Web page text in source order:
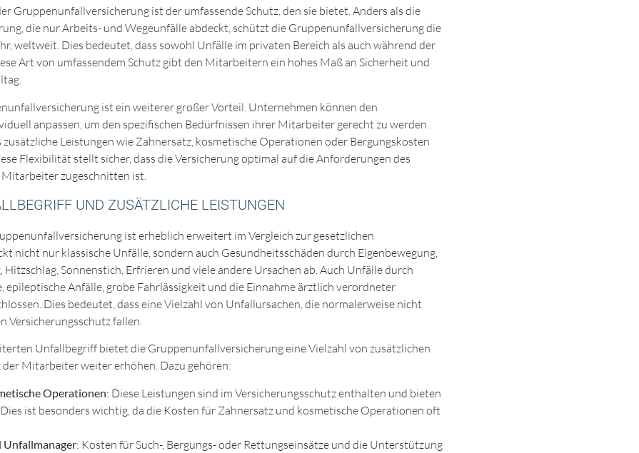
Gruppenunfallversicherung ist der umfassende Schutz, den sie bietet. Anders als die
die nur Arbeits- und Wegeunfälle abdeckt, schützt die Gruppenunfallversicherung die
weltweit. Dies bedeutet, dass sowohl Unfälle im privaten Bereich als auch während der
Art von umfassendem Schutz gibt den Mitarbeitern ein hohes Maß an Sicherheit und
ist ein weiterer großer Vorteil. Unternehmen können den
anpassen, um den spezifischen Bedürfnissen ihrer Mitarbeiter gerecht zu werden.
zusätzliche Leistungen wie Zahnersatz, kosmetische Operationen oder Bergungskosten
Flexibilität stellt sicher, dass die Versicherung optimal auf die Anforderungen des
zugeschnitten ist.
UND ZUSÄTZLICHE LEISTUNGEN
ist erheblich erweitert im Vergleich zur gesetzlichen
nicht nur klassische Unfälle, sondern auch Gesundheitsschäden durch Eigenbewegung,
Sonnenstich, Erfrieren und viele andere Ursachen ab. Auch Unfälle durch
epileptische Anfälle, grobe Fahrlässigkeit und die Einnahme ärztlich verordneter
Dies bedeutet, dass eine Vielzahl von Unfallursachen, die normalerweise nicht
Versicherungsschutz fallen.
Unfallbegriff bietet die Gruppenunfallversicherung eine Vielzahl von zusätzlichen
der Mitarbeiter weiter erhöhen. Dazu gehören:
Operationen: Diese Leistungen sind im Versicherungsschutz enthalten und bieten
ist besonders wichtig, da die Kosten für Zahnersatz und kosmetische Operationen oft
Unfallmanager: Kosten für Such-, Bergungs- oder Rettungseinsätze und die Unterstützung